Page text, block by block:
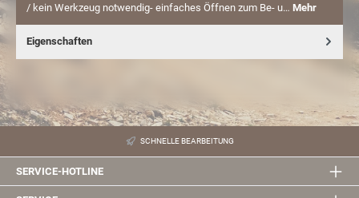
/ kein Werkzeug notwendig- einfaches Öffnen zum Be- u… Mehr
Eigenschaften
SCHNELLE BEARBEITUNG
SERVICE-HOTLINE